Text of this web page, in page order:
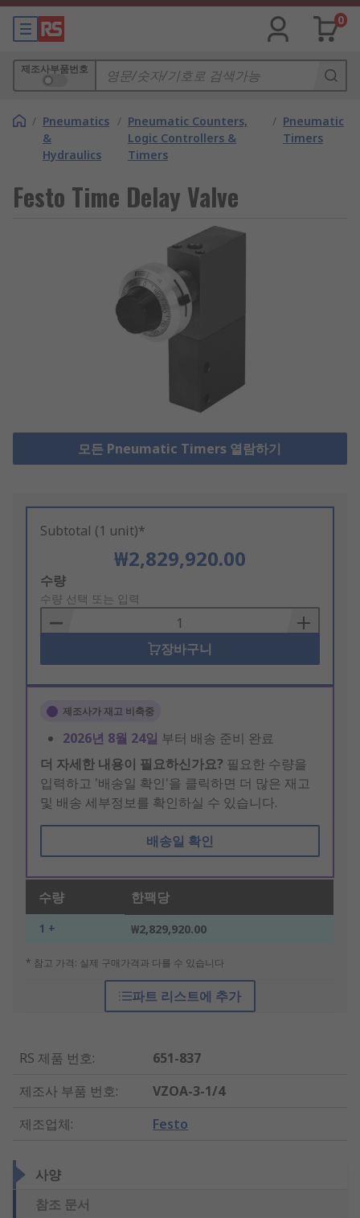
0
제조사부품번호
/ Pneumatics
&
Hydraulics
/ Pneumatic Counters,
Logic Controllers &
Timers
/ Pneumatic
Timers
Festo Time Delay Valve
모든 Pneumatic Timers 열람하기
Subtotal (1 unit)*
₩2,829,920.00
Add
to
Basket
수량
수량 선택 또는 입력
장바구니
제조사가 재고 비축중
2026년 8월 24일 부터 배송 준비 완료
더 자세한 내용이 필요하신가요? 필요한 수량을
입력하고 '배송일 확인'을 클릭하면 더 많은 재고
및 배송 세부정보를 확인하실 수 있습니다.
배송일 확인
수량 한팩당
1 + ₩2,829,920.00
* 참고 가격: 실제 구매가격과 다를 수 있습니다
파트 리스트에 추가
RS 제품 번호:
651-837
제조사 부품 번호:
VZOA-3-1/4
제조업체: Festo
사양
참조 문서